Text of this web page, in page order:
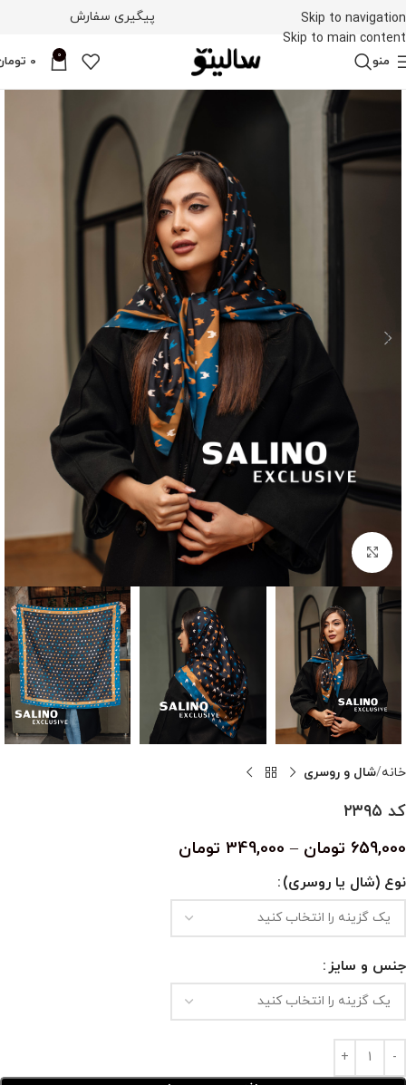
Skip to navigation
Skip to main content
پیگیری سفارش
منو 0
0
بزرگنمایی تصویر
خانه شال و روسری
کد ۲۳۹۵
659,000 تومان –
349,000 تومان
نوع (شال یا روسری)
جنس و سایز